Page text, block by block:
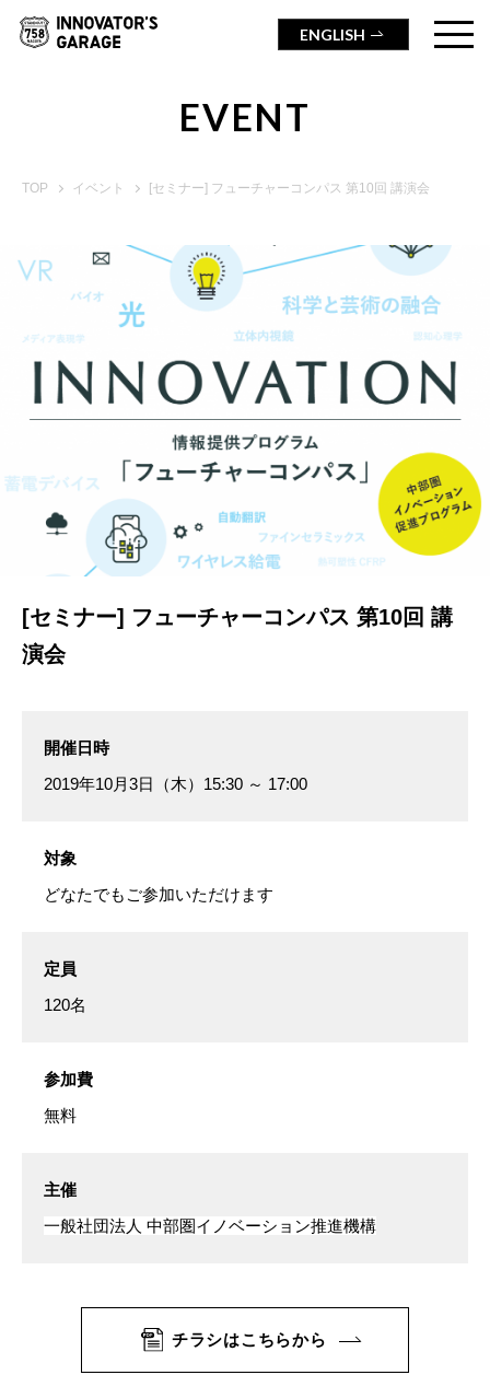
ENGLISH
EVENT
TOP イベント [セミナー] フューチャーコンパス 第10回 講演会
[セミナー] フューチャーコンパス 第10回 講
演会
開催日時
2019年10月3日（木）15:30 ～ 17:00
対象
どなたでもご参加いただけます
定員
120名
参加費
無料
主催
一般社団法人 中部圏イノベーション推進機構
チラシはこちらから